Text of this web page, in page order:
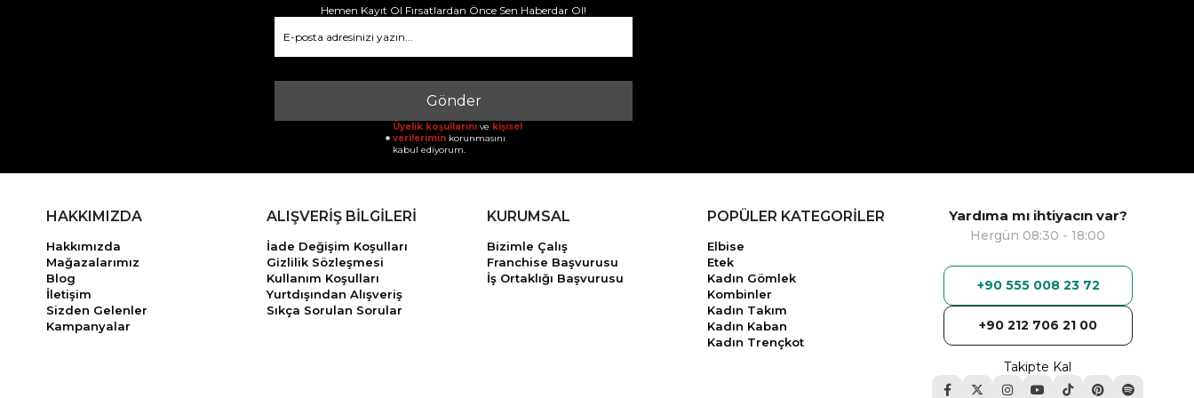
Hemen Kayıt Ol Fırsatlardan Önce Sen Haberdar Ol!
Gönder
Üyelik koşullarını ve kişisel
verilerimin korunmasını
kabul ediyorum.
HAKKIMIZDA
Hakkımızda
Mağazalarımız
Blog
İletişim
Sizden Gelenler
Kampanyalar
ALIŞVERİŞ BİLGİLERİ
İade Değişim Koşulları
Gizlilik Sözleşmesi
Kullanım Koşulları
Yurtdışından Alışveriş
Sıkça Sorulan Sorular
KURUMSAL
Bizimle Çalış
Franchise Başvurusu
İş Ortaklığı Başvurusu
POPÜLER KATEGORİLER
Elbise
Etek
Kadın Gömlek
Kombinler
Kadın Takım
Kadın Kaban
Kadın Trençkot
Yardıma mı ihtiyacın var?
Hergün 08:30 - 18:00
+90 555 008 23 72
+90 212 706 21 00
Takipte Kal